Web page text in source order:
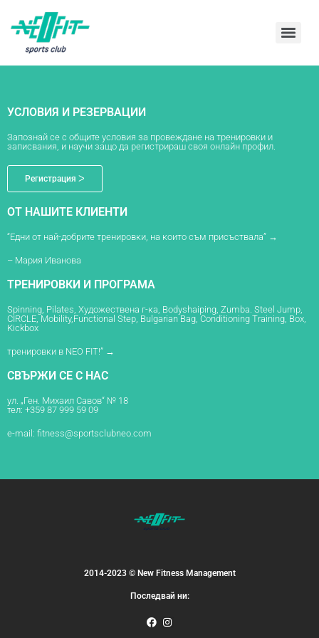
УСЛОВИЯ И РЕЗЕРВАЦИИ
Запознай се с общите условия за провеждане на тренировки и
записвания, и научи защо да регистрираш своя онлайн профил.
Регистрация ᐳ
ОТ НАШИТЕ КЛИЕНТИ
“Едни от най-добрите тренировки, на които съм присъствала” →
– Мария Иванова
ТРЕНИРОВКИ И ПРОГРАМА
Spinning, Pilates, Художествена г-ка, Bodyshaiping, Zumba. Steel Jump,
CIRCLE, Mobility,Functional Step, Bulgarian Bag, Conditioning Training, Box,
Kickbox
тренировки в NEO FIT!” →
СВЪРЖИ СЕ С НАС
ул. „Ген. Михаил Савов“ № 18
тел: +359 87 999 59 09
e-mail: fitness@sportsclubneo.com
2014-2023 © New Fitness Management
Последвай ни: